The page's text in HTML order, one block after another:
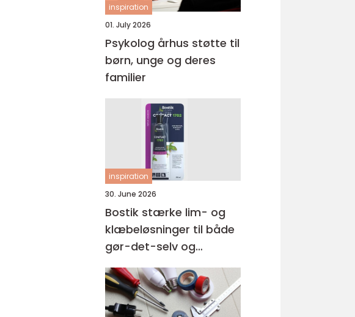
inspiration
01. July 2026
Psykolog århus støtte til
børn, unge og deres
familier
inspiration
30. June 2026
Bostik stærke lim- og
klæbeløsninger til både
gør-det-selv og
professionelle